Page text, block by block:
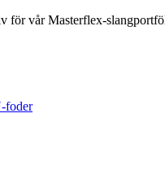
för vår Masterflex-
foder